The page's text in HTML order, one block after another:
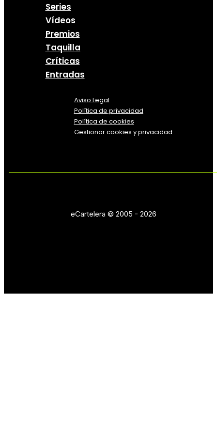
Series
Vídeos
Premios
Taquilla
Críticas
Entradas
Aviso Legal
Política de privacidad
Política de cookies
Gestionar cookies y privacidad
eCartelera © 2005 - 2026